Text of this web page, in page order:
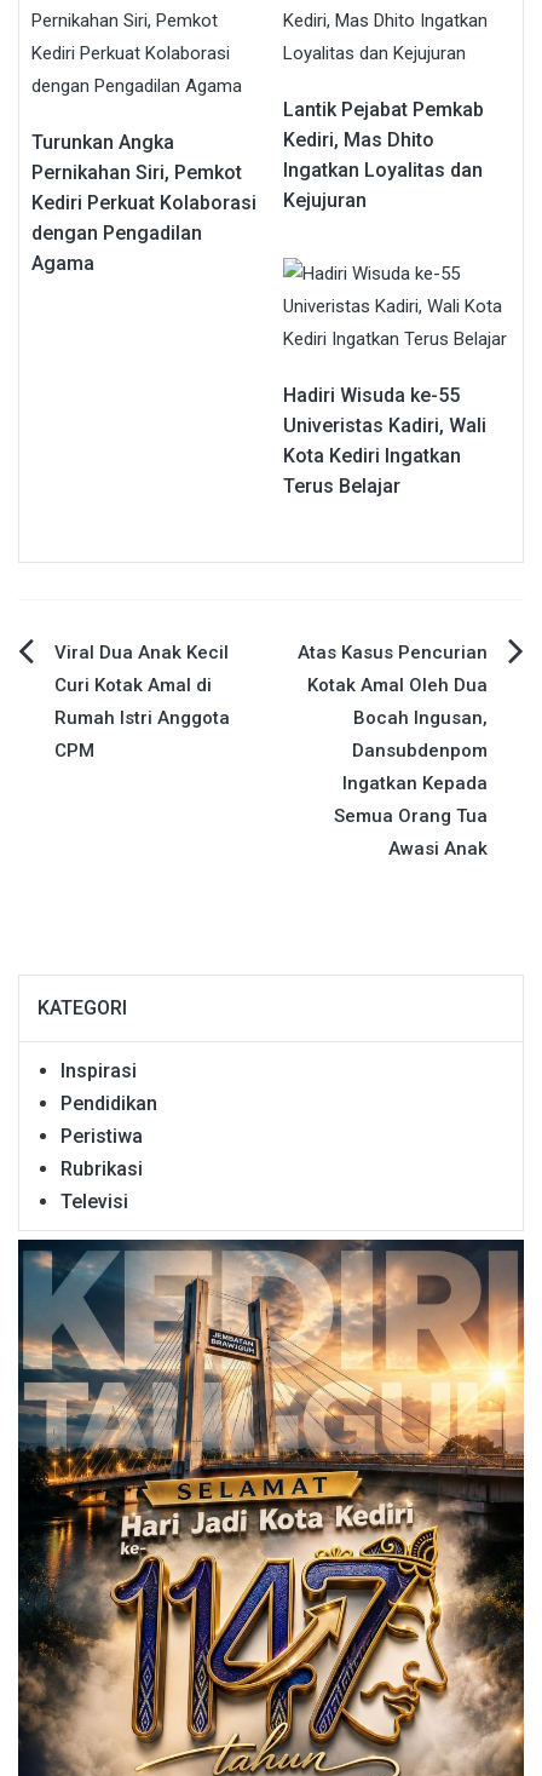
Turunkan Angka
Pernikahan Siri, Pemkot
Kediri Perkuat Kolaborasi
dengan Pengadilan
Agama
Lantik Pejabat Pemkab
Kediri, Mas Dhito
Ingatkan Loyalitas dan
Kejujuran
Hadiri Wisuda ke-55
Univeristas Kadiri, Wali
Kota Kediri Ingatkan
Terus Belajar
Navigasi
pos
Viral Dua Anak Kecil
Curi Kotak Amal di
Rumah Istri Anggota
CPM
Atas Kasus Pencurian
Kotak Amal Oleh Dua
Bocah Ingusan,
Dansubdenpom
Ingatkan Kepada
Semua Orang Tua
Awasi Anak
KATEGORI
Inspirasi
Pendidikan
Peristiwa
Rubrikasi
Televisi